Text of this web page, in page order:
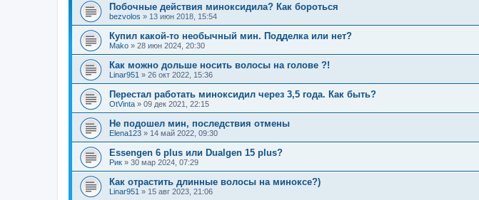
Побочные действия миноксидила? Как бороться
bezvolos » 13 июн 2018, 15:54
Купил какой-то необычный мин. Подделка или нет?
Mako » 28 июн 2024, 20:30
Как можно дольше носить волосы на голове ?!
Linar951 » 26 окт 2022, 15:36
Перестал работать миноксидил через 3,5 года. Как быть?
OtVinta » 09 дек 2021, 22:15
Не подошел мин, последствия отмены
Elena123 » 14 май 2022, 09:30
Essengen 6 plus или Dualgen 15 plus?
Рик » 30 мар 2024, 07:29
Как отрастить длинные волосы на миноксе?)
Linar951 » 15 авг 2023, 21:06